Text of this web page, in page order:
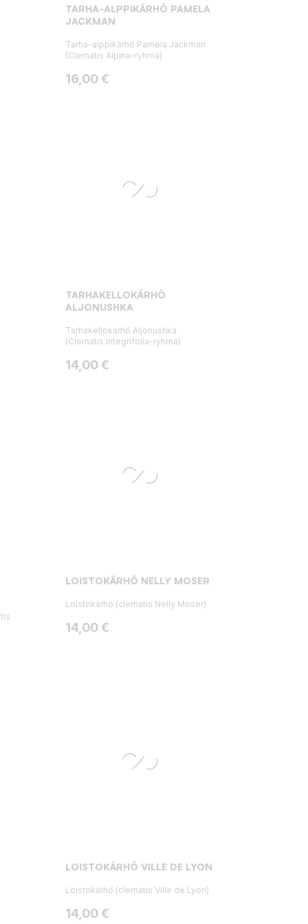
TARHA-ALPPIKÄRHÖ PAMELA
JACKMAN
Tarha-alppikärhö Pamela Jackman
(Clematis Alpina-ryhmä)
Hinta
16,00 €
TARHAKELLOKÄRHÖ
ALJONUSHKA
Tarhakellokärhö Aljonushka
(Clematis Integrifolia-ryhmä)
Hinta
14,00 €
LOISTOKÄRHÖ NELLY MOSER
Loistokärhö (clematis Nelly Moser)
Hinta
14,00 €
LOISTOKÄRHÖ VILLE DE LYON
Loistokärhö (clematis Ville de Lyon)
Hinta
14,00 €